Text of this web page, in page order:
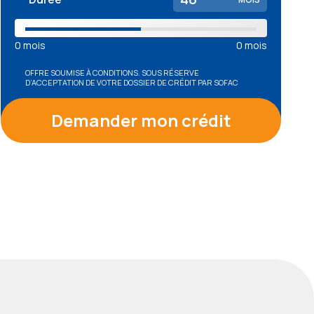
0 mois 0 mois
OFFRE SOUMISE À CONDITIONS. SOUS RÉSERVE
D’ACCEPTATION DE VOTRE DOSSIER DE CRÉDIT PAR SOFAC
Demander mon crédit